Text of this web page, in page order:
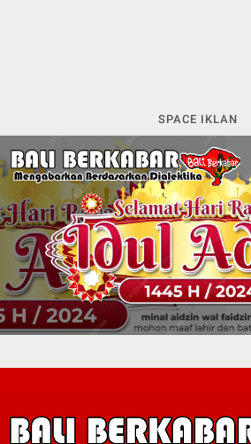
SPACE IKLAN